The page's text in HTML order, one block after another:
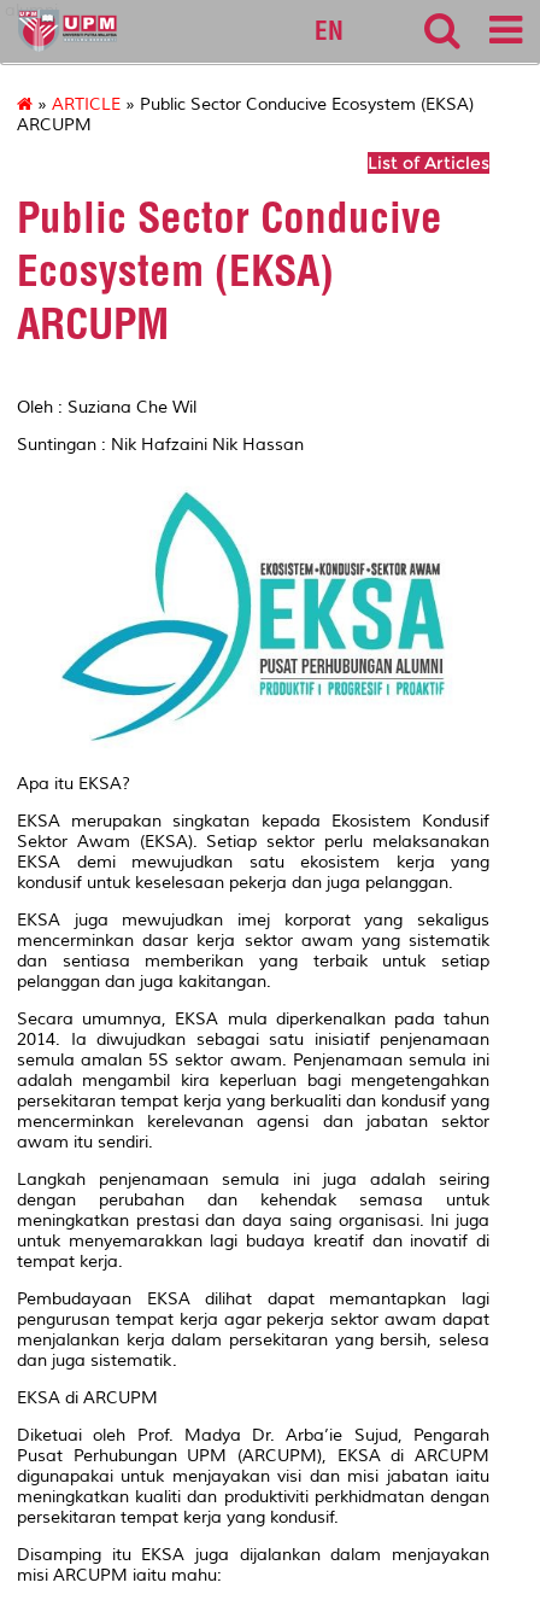
alumni
EN
» ARTICLE » Public Sector Conducive Ecosystem (EKSA)
ARCUPM
List of Articles
Public Sector Conducive
Ecosystem (EKSA)
ARCUPM
Oleh : Suziana Che Wil
Suntingan : Nik Hafzaini Nik Hassan
Apa itu EKSA?
EKSA merupakan singkatan kepada Ekosistem Kondusif
Sektor Awam (EKSA). Setiap sektor perlu melaksanakan
EKSA demi mewujudkan satu ekosistem kerja yang
kondusif untuk keselesaan pekerja dan juga pelanggan.
EKSA juga mewujudkan imej korporat yang sekaligus
mencerminkan dasar kerja sektor awam yang sistematik
dan sentiasa memberikan yang terbaik untuk setiap
pelanggan dan juga kakitangan.
Secara umumnya, EKSA mula diperkenalkan pada tahun
2014. Ia diwujudkan sebagai satu inisiatif penjenamaan
semula amalan 5S sektor awam. Penjenamaan semula ini
adalah mengambil kira keperluan bagi mengetengahkan
persekitaran tempat kerja yang berkualiti dan kondusif yang
mencerminkan kerelevanan agensi dan jabatan sektor
awam itu sendiri.
Langkah penjenamaan semula ini juga adalah seiring
dengan perubahan dan kehendak semasa untuk
meningkatkan prestasi dan daya saing organisasi. Ini juga
untuk menyemarakkan lagi budaya kreatif dan inovatif di
tempat kerja.
Pembudayaan EKSA dilihat dapat memantapkan lagi
pengurusan tempat kerja agar pekerja sektor awam dapat
menjalankan kerja dalam persekitaran yang bersih, selesa
dan juga sistematik.
EKSA di ARCUPM
Diketuai oleh Prof. Madya Dr. Arba’ie Sujud, Pengarah
Pusat Perhubungan UPM (ARCUPM), EKSA di ARCUPM
digunapakai untuk menjayakan visi dan misi jabatan iaitu
meningkatkan kualiti dan produktiviti perkhidmatan dengan
persekitaran tempat kerja yang kondusif.
Disamping itu EKSA juga dijalankan dalam menjayakan
misi ARCUPM iaitu mahu: